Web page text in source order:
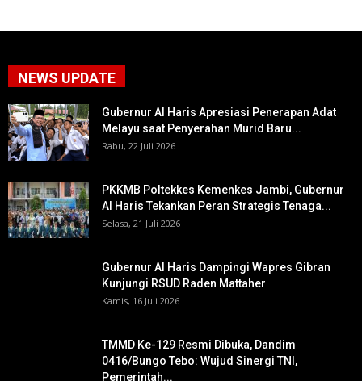
NEWS UPDATE
Gubernur Al Haris Apresiasi Penerapan Adat
Melayu saat Penyerahan Murid Baru...
Rabu, 22 Juli 2026
PKKMB Poltekkes Kemenkes Jambi, Gubernur
Al Haris Tekankan Peran Strategis Tenaga...
Selasa, 21 Juli 2026
Gubernur Al Haris Dampingi Wapres Gibran
Kunjungi RSUD Raden Mattaher
Kamis, 16 Juli 2026
TMMD Ke-129 Resmi Dibuka, Dandim
0416/Bungo Tebo: Wujud Sinergi TNI,
Pemerintah...